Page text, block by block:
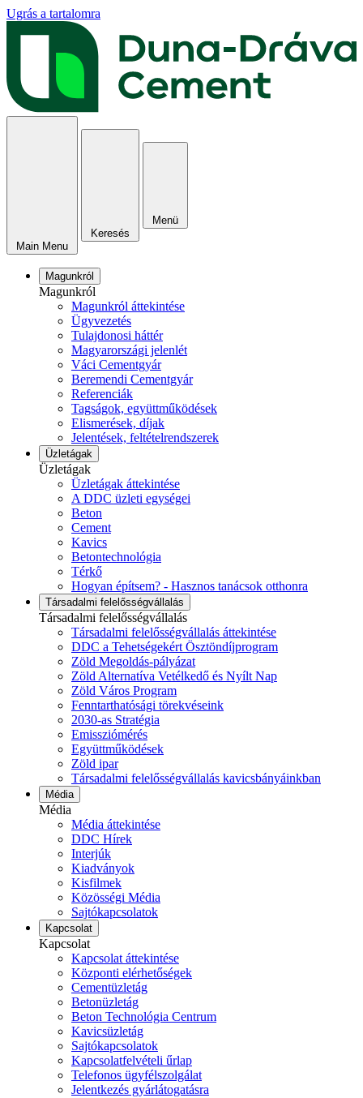
Ugrás a tartalomra
Main Menu
Keresés
Menü
Magunkról
Magunkról
Magunkról áttekintése
Ügyvezetés
Tulajdonosi háttér
Magyarországi jelenlét
Váci Cementgyár
Beremendi Cementgyár
Referenciák
Tagságok, együttműködések
Elismerések, díjak
Jelentések, feltételrendszerek
Üzletágak
Üzletágak
Üzletágak áttekintése
A DDC üzleti egységei
Beton
Cement
Kavics
Betontechnológia
Térkő
Hogyan építsem? - Hasznos tanácsok otthonra
Társadalmi felelősségvállalás
Társadalmi felelősségvállalás
Társadalmi felelősségvállalás áttekintése
DDC a Tehetségekért Ösztöndíjprogram
Zöld Megoldás-pályázat
Zöld Alternatíva Vetélkedő és Nyílt Nap
Zöld Város Program
Fenntarthatósági törekvéseink
2030-as Stratégia
Emissziómérés
Együttműködések
Zöld ipar
Társadalmi felelősségvállalás kavicsbányáinkban
Média
Média
Média áttekintése
DDC Hírek
Interjúk
Kiadványok
Kisfilmek
Közösségi Média
Sajtókapcsolatok
Kapcsolat
Kapcsolat
Kapcsolat áttekintése
Központi elérhetőségek
Cementüzletág
Betonüzletág
Beton Technológia Centrum
Kavicsüzletág
Sajtókapcsolatok
Kapcsolatfelvételi űrlap
Telefonos ügyfélszolgálat
Jelentkezés gyárlátogatásra